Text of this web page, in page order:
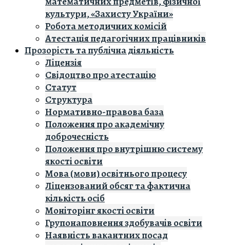
культури, «Захисту України»
Робота методичних комісій
Атестація педагогічних працівників
Прозорість та публічна діяльність
Ліцензія
Свідоцтво про атестацію
Статут
Структура
Нормативно-правова база
Положення про академічну
доброчесність
Положення про внутрішню систему
якості освіти
Мова (мови) освітнього процесу
Ліцензований обсяг та фактична
кількість осіб
Моніторінг якості освіти
Групонаповнення здобувачів освіти
Наявність вакантних посад